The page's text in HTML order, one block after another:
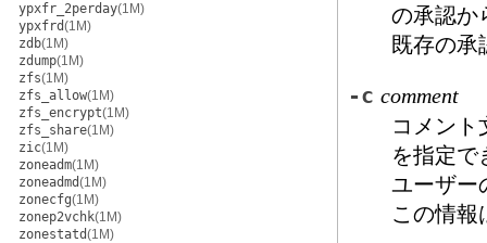
ypxfr_2perday(1M)
ypxfrd(1M)
zdb(1M)
zdump(1M)
zfs(1M)
zfs_allow(1M)
zfs_encrypt(1M)
zfs_share(1M)
zic(1M)
zoneadm(1M)
zoneadmd(1M)
zonecfg(1M)
zonep2vchk(1M)
zonestatd(1M)
の承認か
既存の承
-c comment
コメント
を指定で
ユーザー
この情